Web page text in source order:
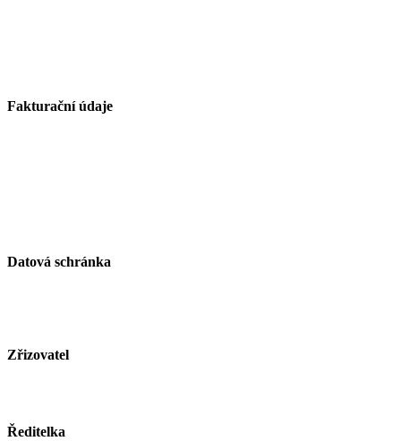
Fakturační údaje
Datová schránka
Zřizovatel
Ředitelka